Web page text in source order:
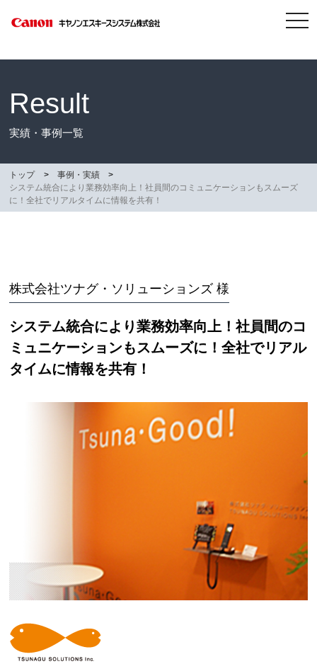
Result
実績・事例一覧
トップ
事例・実績
システム統合により業務効率向上！社員間のコミュニケーションもスムーズ
に！全社でリアルタイムに情報を共有！
株式会社ツナグ・ソリューションズ 様
システム統合により業務効率向上！社員間のコ
ミュニケーションもスムーズに！全社でリアル
タイムに情報を共有！